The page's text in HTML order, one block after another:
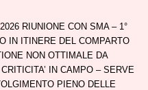
RIUNIONE CON SMA – 1°
IN ITINERE DEL COMPARTO
NON OTTIMALE DA
IN CAMPO – SERVE
PIENO DELLE